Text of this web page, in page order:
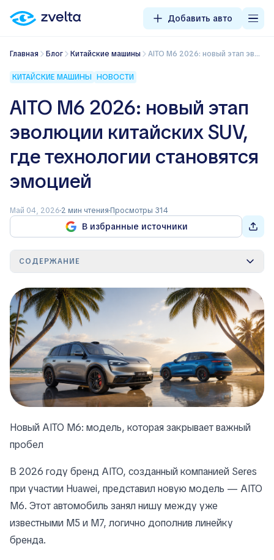
Добавить авто
Главная Блог Китайские машины AITO M6 2026: новый этап эволюции китайских SUV, где технологии становятся эмоцией
КИТАЙСКИЕ МАШИНЫ НОВОСТИ
AITO M6 2026: новый этап
эволюции китайских SUV,
где технологии становятся
эмоцией
Май 04, 2026 2 мин чтения Просмотры 314
В избранные источники
СОДЕРЖАНИЕ
Новый AITO M6: модель, которая закрывает важный
пробел
В 2026 году бренд AITO, созданный компанией Seres
при участии Huawei, представил новую модель — AITO
M6. Этот автомобиль занял нишу между уже
известными M5 и M7, логично дополнив линейку
бренда.